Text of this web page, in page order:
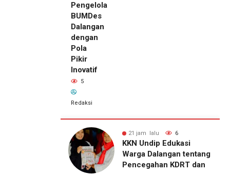
Pengelola
BUMDes
Dalangan
dengan
Pola
Pikir
Inovatif
5
Redaksi
21 jam lalu 5
KKN Undip Bekali
Pengelola BUMDes
Dalangan dengan Pola
21 jam lalu
Pemilik
Royal
Phone